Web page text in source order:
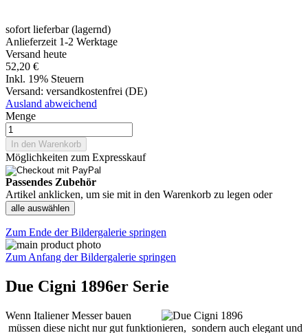
sofort lieferbar (lagernd)
Anlieferzeit 1-2 Werktage
Versand heute
52,20 €
Inkl. 19% Steuern
Versand: versandkostenfrei (DE)
Ausland abweichend
Menge
In den Warenkorb
Möglichkeiten zum Expresskauf
Passendes Zubehör
Artikel anklicken, um sie mit in den Warenkorb zu legen oder
alle auswählen
Zum Ende der Bildergalerie springen
Zum Anfang der Bildergalerie springen
Due Cigni 1896er Serie
Wenn Italiener Messer bauen
müssen diese nicht nur gut funktionieren, sondern auch elegant und